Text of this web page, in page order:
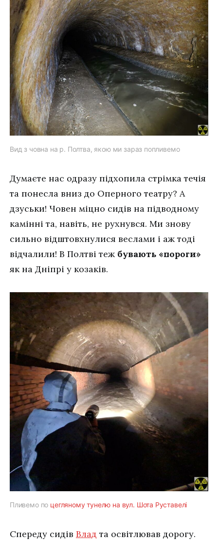
Вид з човна на р. Полтва, якою ми зараз попливемо
Думаєте нас одразу підхопила стрімка течія
та понесла вниз до Оперного театру? А
дзуськи! Човен міцно сидів на підводному
камінні та, навіть, не рухнувся. Ми знову
сильно відштовхнулися веслами і аж тоді
відчалили! В Полтві теж бувають «пороги»
як на Дніпрі у козаків.
Пливемо по цегляному тунелю на вул. Шота Руставелі
Спереду сидів Влад та освітлював дорогу.